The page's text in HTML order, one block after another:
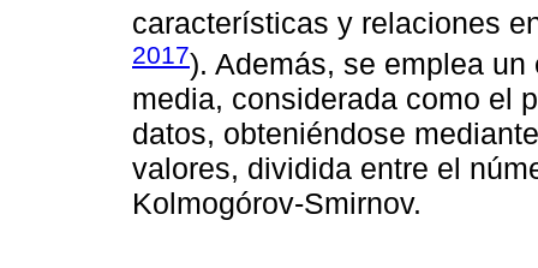
características y relaciones
2017). Además, se emplea
media, considerada como el
datos, obteniéndose
valores, dividida entre el
Kolmogórov-Smirnov.